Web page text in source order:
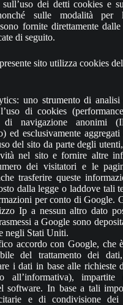
dei detti cookies e
sulle modalità per
fornite direttamente
di seguito.
sito utilizza cookies
uno strumento di
di cookies
di navigazione anonimi
ed esclusivamente
del sito da parte degli
nel sito e fornire altre
dei visitatori e le
trasferire queste
dalla legge o laddove tali
per conto di Google.
Ip a nessun altro dato
a Google sono
negli Stati Uniti.
accordo con Google, che
del trattamento dei
i dati in base alle richieste
all’informativa), impartite
software. In base a tali
e di condivisione dei